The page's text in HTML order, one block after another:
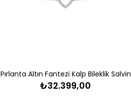
Pırlanta Altın Fantezi Kalp Bileklik Salvin
₺32.399,00